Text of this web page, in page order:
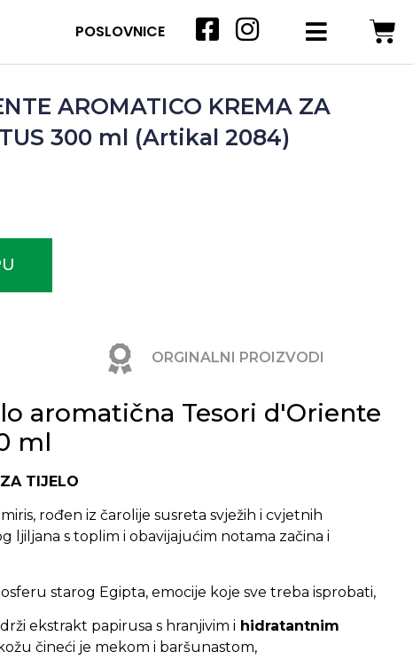
POSLOVNICE
AROMATICO KREMA ZA
300 ml (Artikal 2084)
ORGINALNI PROIZVODI
aromatična Tesori d'Oriente
ml
TIJELO
rođen iz čarolije susreta svježih i cvjetnih
ljiljana s toplim i obavijajućim notama začina i
starog Egipta, emocije koje sve treba isprobati,
ekstrakt papirusa s hranjivim i hidratantnim
čineći je mekom i baršunastom,